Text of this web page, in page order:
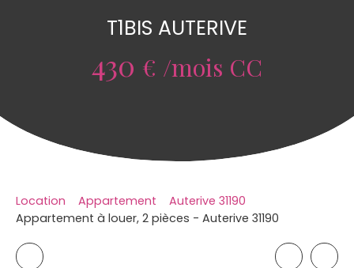
T1BIS AUTERIVE
430 € /mois CC
Location Appartement
Auterive 31190
Appartement à louer, 2 pièces - Auterive 31190